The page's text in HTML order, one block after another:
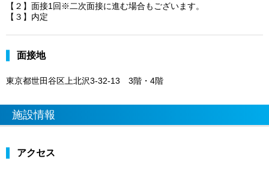
【２】面接1回※二次面接に進む場合もございます。
【３】内定
面接地
東京都世田谷区上北沢3-32-13 3階・4階
施設情報
アクセス